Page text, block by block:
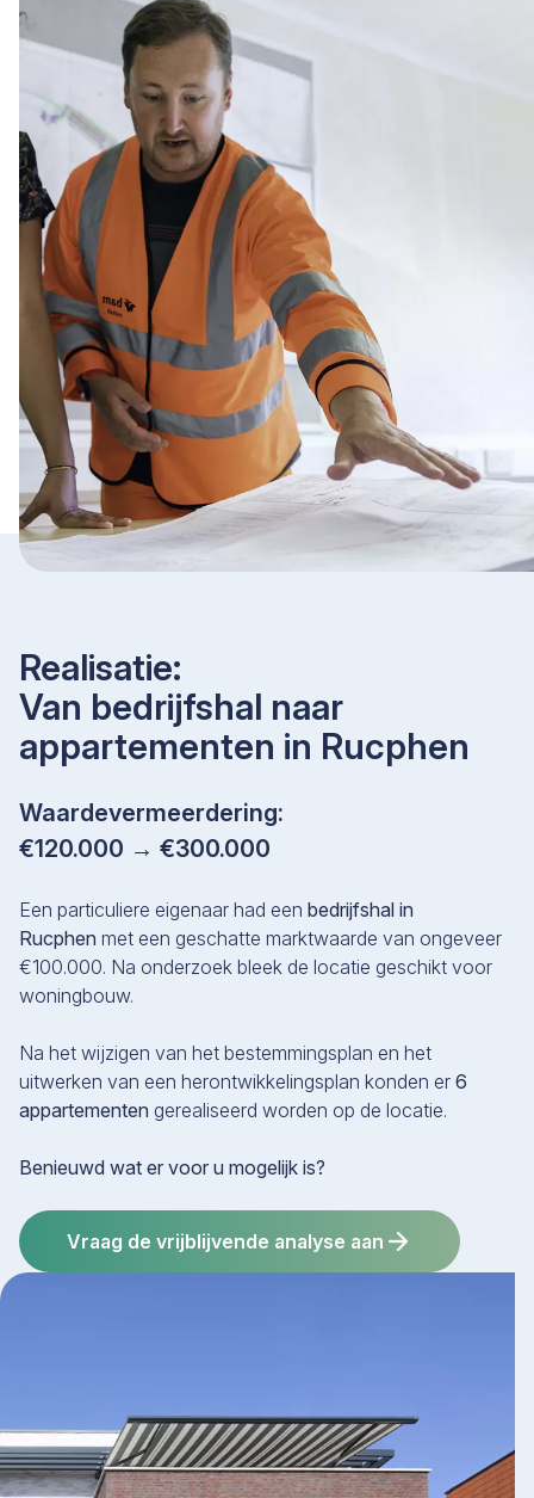
Realisatie:
Van bedrijfshal naar
appartementen in Rucphen
Waardevermeerdering:
€120.000 → €300.000
Een particuliere eigenaar had een bedrijfshal in
Rucphen met een geschatte marktwaarde van ongeveer
€100.000. Na onderzoek bleek de locatie geschikt voor
woningbouw.
Na het wijzigen van het bestemmingsplan en het
uitwerken van een herontwikkelingsplan konden er 6
appartementen gerealiseerd worden op de locatie.
Benieuwd wat er voor u mogelijk is?
Vraag de vrijblijvende analyse aan